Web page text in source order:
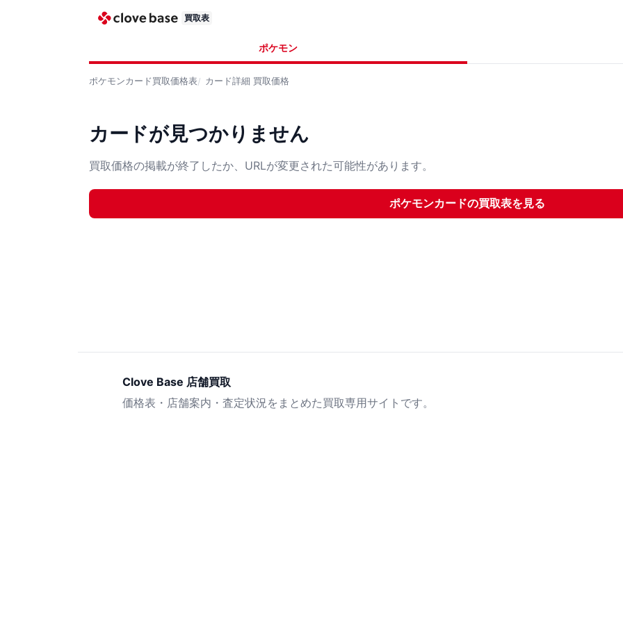
買取表
ポケモン
ポケモンカード買取価格表 カード詳細 買取価格
カードが見つかりません
買取価格の掲載が終了したか、URLが変更された可能性があります。
ポケモンカードの買取表を見る
Clove Base 店舗買取
価格表・店舗案内・査定状況をまとめた買取専用サイトです。